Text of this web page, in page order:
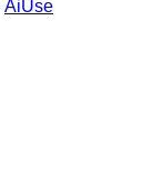
AiUse